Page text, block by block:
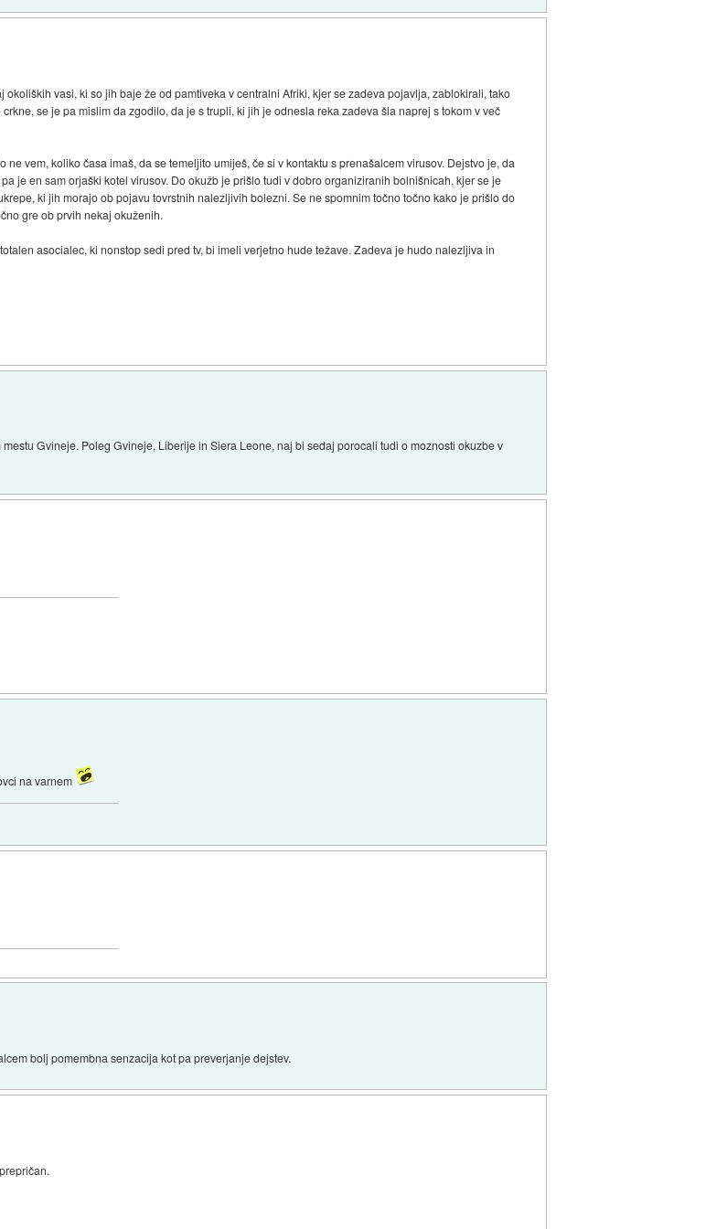
vasi, ki so jih baje že od pamtiveka v centralni Afriki, kjer se zadeva pojavlja, zablokirali, tako
se je pa mislim da zgodilo, da je s trupli, ki jih je odnesla reka zadeva šla naprej s tokom v več
vem, koliko časa imaš, da se temeljito umiješ, če si v kontaktu s prenašalcem virusov. Dejstvo je, da
je en sam orjaški kotel virusov. Do okužb je prišlo tudi v dobro organiziranih bolnišnicah, kjer se je
ki jih morajo ob pojavu tovrstnih nalezljivih bolezni. Se ne spomnim točno točno kako je prišlo do
gre ob prvih nekaj okuženih.
asocialec, ki nonstop sedi pred tv, bi imeli verjetno hude težave. Zadeva je hudo nalezljiva in
Gvineje. Poleg Gvineje, Liberije in Siera Leone, naj bi sedaj porocali tudi o moznosti okuzbe v
na varnem
bolj pomembna senzacija kot pa preverjanje dejstev.